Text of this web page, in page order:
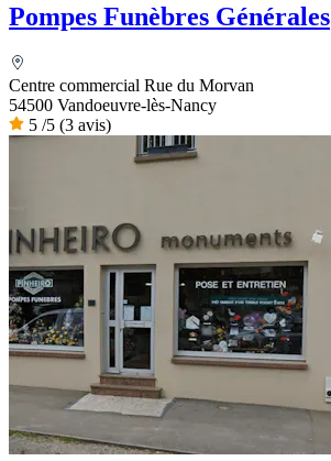
Pompes Funèbres Générales
Centre commercial Rue du Morvan
54500 Vandoeuvre-lès-Nancy
5 /5 (3 avis)